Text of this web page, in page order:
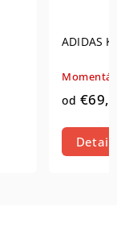
ADIDAS
od
Detail